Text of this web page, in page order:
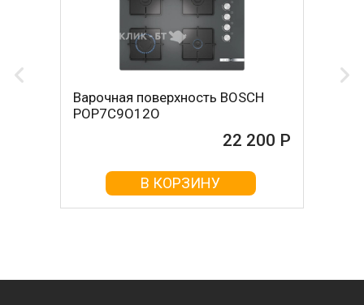
Варочная поверхность BOSCH
POP7C9O12O
22 200 Р
В КОРЗИНУ